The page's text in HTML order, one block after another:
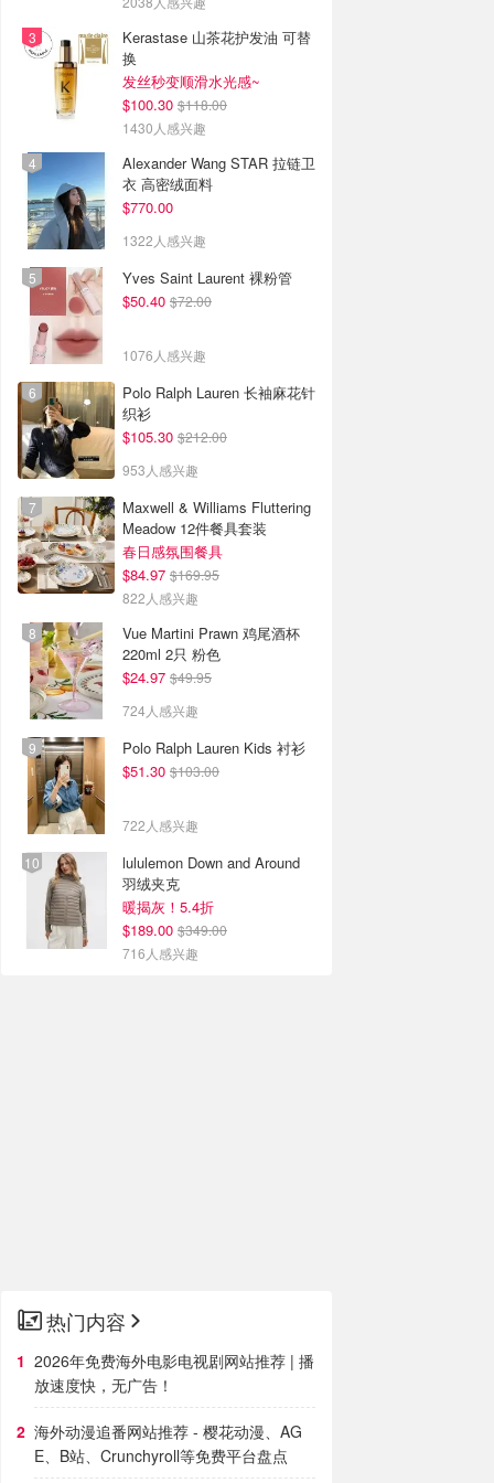
Kerastase 山茶花护发油 可替
换
发丝秒变顺滑水光感~
$100.30 $118.00
1430人感兴趣
Alexander Wang STAR 拉链卫
衣 高密绒面料
$770.00
1322人感兴趣
Yves Saint Laurent 裸粉管
$50.40 $72.00
1076人感兴趣
Polo Ralph Lauren 长袖麻花针
织衫
$105.30 $212.00
953人感兴趣
Maxwell & Williams Fluttering
Meadow 12件餐具套装
春日感氛围餐具
$84.97 $169.95
822人感兴趣
Vue Martini Prawn 鸡尾酒杯
220ml 2只 粉色
$24.97 $49.95
724人感兴趣
Polo Ralph Lauren Kids 衬衫
$51.30 $103.00
722人感兴趣
lululemon Down and Around
羽绒夹克
暖揭灰！5.4折
$189.00 $349.00
716人感兴趣
热门内容
2026年免费海外电影电视剧网站推荐 | 播
放速度快，无广告！
海外动漫追番网站推荐 - 樱花动漫、AG
E、B站、Crunchyroll等免费平台盘点